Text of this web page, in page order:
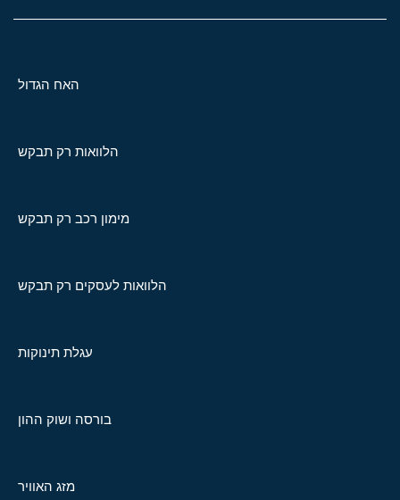
האח הגדול
הלוואות רק תבקש
מימון רכב רק תבקש
הלוואות לעסקים רק תבקש
עגלת תינוקות
בורסה ושוק ההון
מזג האוויר